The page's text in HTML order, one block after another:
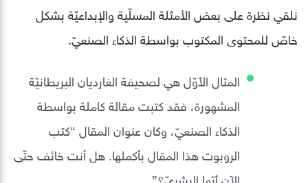
نلقي نظرة على بعض الأمثلة المسلّية والإبداعيّة بشكل
خاصّ للمحتوى المكتوب بواسطة الذكاء الصنعيّ.
المثال الأوّل هي لصحيفة الغارديان البريطانيّة
المشهورة، فقد كتبت مقالة كاملة بواسطة
الذكاء الصنعيّ، وكان عنوان المقال “كتب
الروبوت هذا المقال بأكملها. هل أنت خائف حتّى
الآن أيّها البشريّ؟”